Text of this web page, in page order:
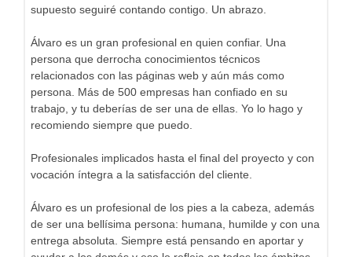
supuesto seguiré contando contigo. Un abrazo.
Álvaro es un gran profesional en quien confiar. Una
persona que derrocha conocimientos técnicos
relacionados con las páginas web y aún más como
persona. Más de 500 empresas han confiado en su
trabajo, y tu deberías de ser una de ellas. Yo lo hago y
recomiendo siempre que puedo.
Profesionales implicados hasta el final del proyecto y con
vocación íntegra a la satisfacción del cliente.
Álvaro es un profesional de los pies a la cabeza, además
de ser una bellísima persona: humana, humilde y con una
entrega absoluta. Siempre está pensando en aportar y